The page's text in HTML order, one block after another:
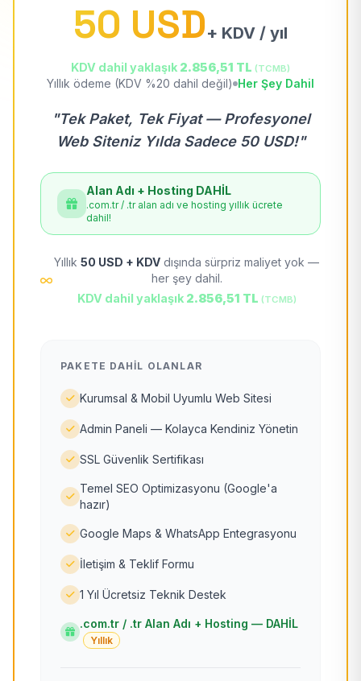
50 USD+ KDV / yıl
KDV dahil yaklaşık 2.856,51 TL (TCMB)
Yıllık ödeme (KDV %20 dahil değil) Her Şey Dahil
"Tek Paket, Tek Fiyat — Profesyonel
Web Siteniz Yılda Sadece 50 USD!"
Alan Adı + Hosting DAHİL
.com.tr / .tr alan adı ve hosting yıllık ücrete
dahil!
Yıllık 50 USD + KDV dışında sürpriz maliyet yok —
her şey dahil.
KDV dahil yaklaşık 2.856,51 TL (TCMB)
PAKETE DAHIL OLANLAR
Kurumsal & Mobil Uyumlu Web Sitesi
Admin Paneli — Kolayca Kendiniz Yönetin
SSL Güvenlik Sertifikası
Temel SEO Optimizasyonu (Google'a
hazır)
Google Maps & WhatsApp Entegrasyonu
İletişim & Teklif Formu
1 Yıl Ücretsiz Teknik Destek
.com.tr / .tr Alan Adı + Hosting — DAHİL
Yıllık